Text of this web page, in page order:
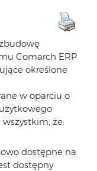
Comarch ERP
określone
w oparciu o
że:
dostępne na
dostępny